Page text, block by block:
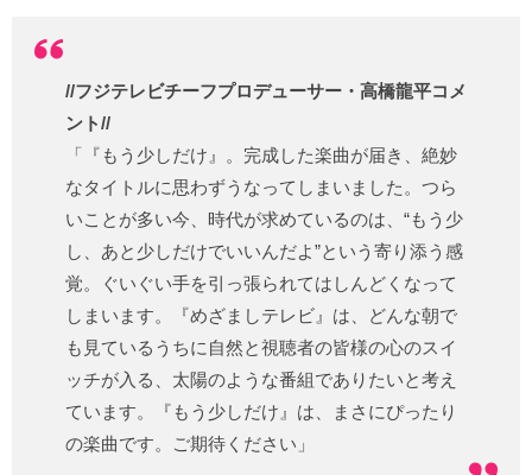
//フジテレビチーフプロデューサー・高橋龍平コメ
ント//
「『もう少しだけ』。完成した楽曲が届き、絶妙
なタイトルに思わずうなってしまいました。つら
いことが多い今、時代が求めているのは、“もう少
し、あと少しだけでいいんだよ”という寄り添う感
覚。ぐいぐい手を引っ張られてはしんどくなって
しまいます。『めざましテレビ』は、どんな朝で
も見ているうちに自然と視聴者の皆様の心のスイ
ッチが入る、太陽のような番組でありたいと考え
ています。『もう少しだけ』は、まさにぴったり
の楽曲です。ご期待ください」